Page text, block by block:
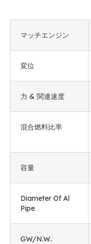
マッチエンジン
変位
力 & 関連速度
混合燃料比率
容量
Diameter Of Al
Pipe
GW/N.W..